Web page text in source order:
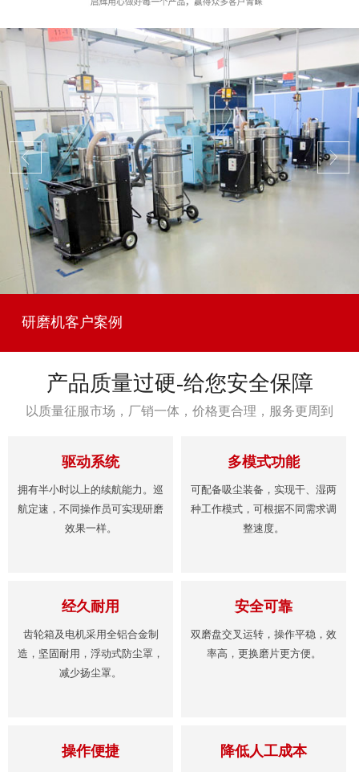
研磨机客户案例
产品质量过硬-给您安全保障
以质量征服市场，厂销一体，价格更合理，服务更周到
驱动系统
拥有半小时以上的续航能力。巡
航定速，不同操作员可实现研磨
效果一样。
多模式功能
可配备吸尘装备，实现干、湿两
种工作模式，可根据不同需求调
整速度。
经久耐用
齿轮箱及电机采用全铝合金制
造，坚固耐用，浮动式防尘罩，
减少扬尘罩。
安全可靠
双磨盘交叉运转，操作平稳，效
率高，更换磨片更方便。
操作便捷 降低人工成本